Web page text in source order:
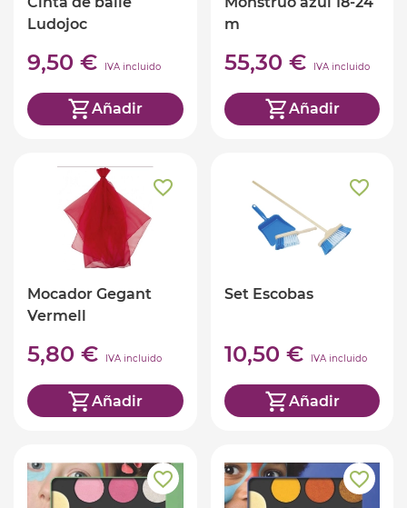
Ludojoc
9,50 € IVA incluido
Añadir
m
55,30 € IVA incluido
Añadir
Mocador Gegant
Vermell
5,80 € IVA incluido
Añadir
Set Escobas
10,50 € IVA incluido
Añadir